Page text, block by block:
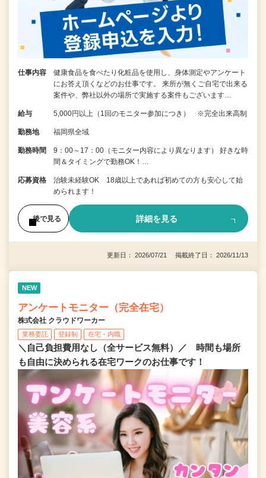
仕事内容
健康食品を食べたり化粧品を使用し、身体測定やアンケート
にお答え頂くなどのお仕事です。 来所が無くご自宅で出来る
案件や、弊社以外の場所で実施する案件もございます…
給与 5,000円以上（1回のモニター参加につき） ※完全出来高制
勤務地 福岡県全域
勤務時間
9：00～17：00（モニター内容により異なります） 好きな時
間＆タイミングで勤務OK！…
応募資格
治験未経験OK 18歳以上であれば初めての方も安心して始
められます！
後で見る 詳細を見る
更新日： 2026/07/21 掲載終了日： 2026/11/13
NEW
アンケートモニター（完全在宅）
株式会社 クラウドワーカー
業務委託 登録制 在宅・内職
＼自己負担費用なし（全サービス無料）／ 時間も場所
も自由に決められる在宅ワークのお仕事です！